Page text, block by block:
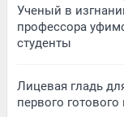
Ученый в
профессора
студенты
Лицевая гладь
первого готового